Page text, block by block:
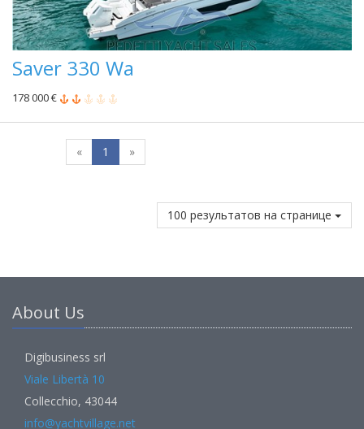
Saver 330 Wa
178 000 €
« 1 »
100 результатов на странице
About Us
Digibusiness srl
Viale Libertà 10
Collecchio, 43044
info@yachtvillage.net